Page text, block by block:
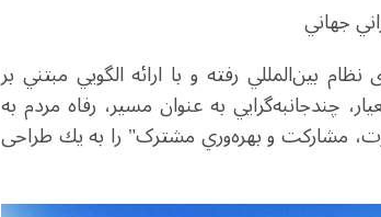
جهاني
بين‌المللي رفته و با ارائه الگويي مبتني بر
چندجانبه‌گرايي به عنوان مسير، رفاه مردم به
مشاركت و بهره‌وري مشترک" را به يك طراحی